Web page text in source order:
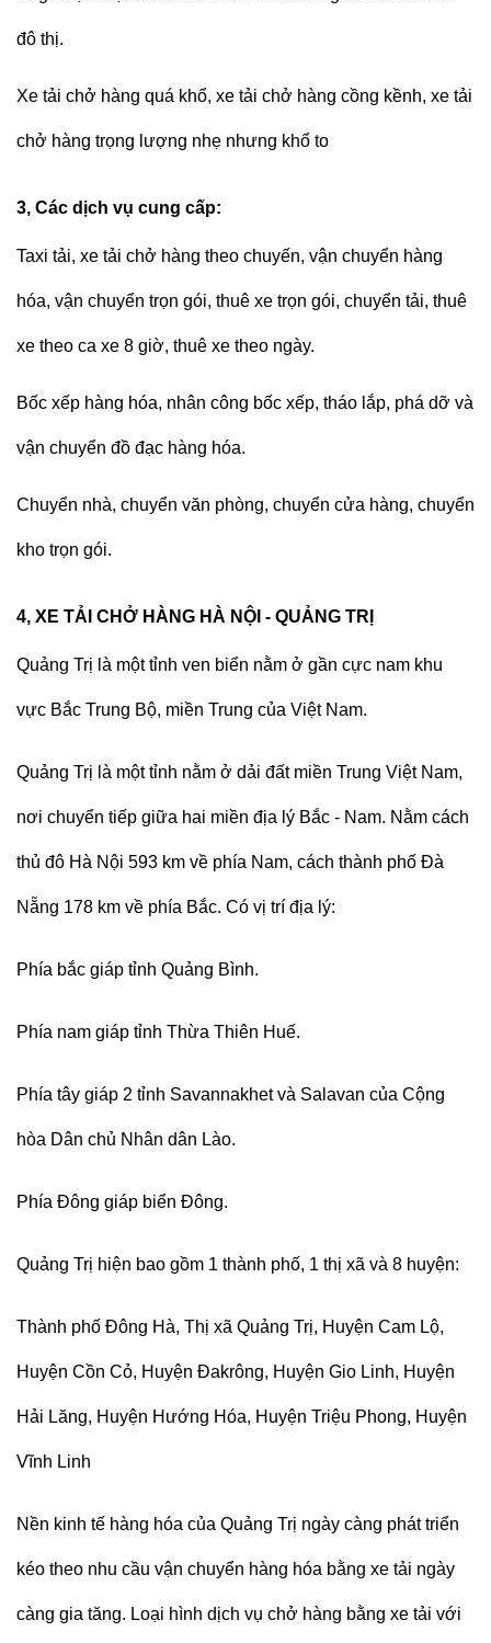
đô thị.
Xe tải chở hàng quá khổ, xe tải chở hàng cồng kềnh, xe tải
chở hàng trọng lượng nhẹ nhưng khổ to
3, Các dịch vụ cung cấp:
Taxi tải, xe tải chở hàng theo chuyến, vận chuyển hàng
hóa, vận chuyển trọn gói, thuê xe trọn gói, chuyển tải, thuê
xe theo ca xe 8 giờ, thuê xe theo ngày.
Bốc xếp hàng hóa, nhân công bốc xếp, tháo lắp, phá dỡ và
vận chuyển đồ đạc hàng hóa.
Chuyển nhà, chuyển văn phòng, chuyển cửa hàng, chuyển
kho trọn gói.
4, XE TẢI CHỞ HÀNG HÀ NỘI - QUẢNG TRỊ
Quảng Trị là một tỉnh ven biển nằm ở gần cực nam khu
vực Bắc Trung Bộ, miền Trung của Việt Nam.
Quảng Trị là một tỉnh nằm ở dải đất miền Trung Việt Nam,
nơi chuyển tiếp giữa hai miền địa lý Bắc - Nam. Nằm cách
thủ đô Hà Nội 593 km về phía Nam, cách thành phố Đà
Nẵng 178 km về phía Bắc. Có vị trí địa lý:
Phía bắc giáp tỉnh Quảng Bình.
Phía nam giáp tỉnh Thừa Thiên Huế.
Phía tây giáp 2 tỉnh Savannakhet và Salavan của Cộng
hòa Dân chủ Nhân dân Lào.
Phía Đông giáp biển Đông.
Quảng Trị hiện bao gồm 1 thành phố, 1 thị xã và 8 huyện:
Thành phố Đông Hà, Thị xã Quảng Trị, Huyện Cam Lộ,
Huyện Cồn Cỏ, Huyện Đakrông, Huyện Gio Linh, Huyện
Hải Lăng, Huyện Hướng Hóa, Huyện Triệu Phong, Huyện
Vĩnh Linh
Nền kinh tế hàng hóa của Quảng Trị ngày càng phát triển
kéo theo nhu cầu vận chuyển hàng hóa bằng xe tải ngày
càng gia tăng. Loại hình dịch vụ chở hàng bằng xe tải với